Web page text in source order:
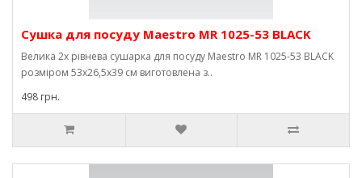
Сушка для посуду Maestro MR 1025-53 BLACK
Велика 2х рівнева сушарка для посуду Maestro MR 1025-53 BLACK
розміром 53х26,5х39 см виготовлена ​​з..
498 грн.